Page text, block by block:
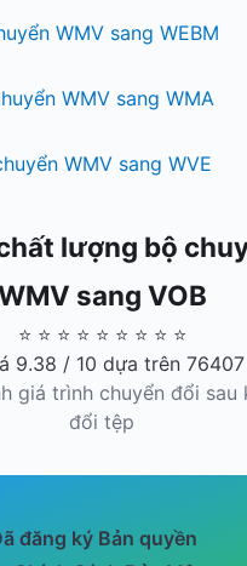
WMV sang WEBM
WMV sang WMA
WMV sang WVE
lượng bộ
sang VOB
⭐ ⭐ ⭐ ⭐ ⭐ ⭐ ⭐ ⭐ ⭐
9.38 / 10 dựa trên
giá trình chuyển đổi sau
đổi tệp
đăng ký Bản quyền